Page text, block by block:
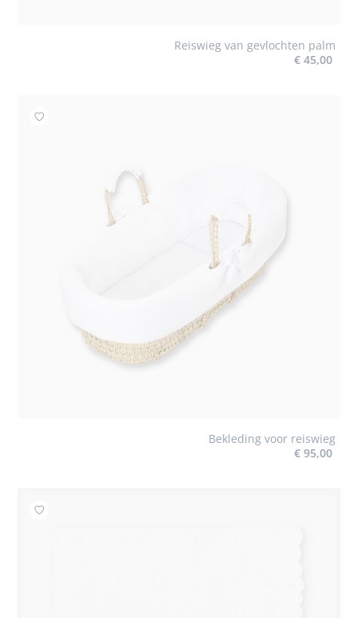
Reiswieg van gevlochten palm
€ 45,00
Bekleding voor reiswieg
€ 95,00
Toevoegen aan mijn favorieten : Bekleding voor
Toevoegen aan mijn favorieten : Deken met golvende